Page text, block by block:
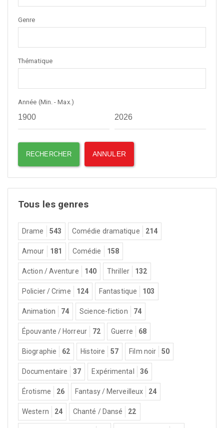
Genre
Thématique
Année (Min. - Max.)
Tous les genres
Drame 543 Comédie dramatique 214
Amour 181 Comédie 158
Action / Aventure 140 Thriller 132
Policier / Crime 124 Fantastique 103
Animation 74 Science-fiction 74
Épouvante / Horreur 72 Guerre 68
Biographie 62 Histoire 57 Film noir 50
Documentaire 37 Expérimental 36
Érotisme 26 Fantasy / Merveilleux 24
Western 24 Chanté / Dansé 22